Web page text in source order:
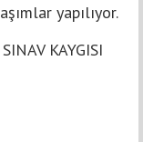
yapılıyor.
KAYGISI